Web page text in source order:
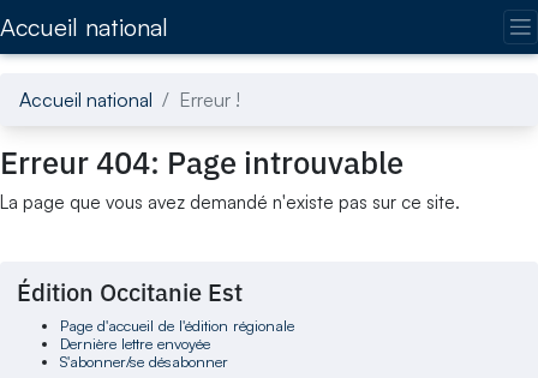
Accueil national
Accueil national Erreur !
Erreur 404: Page introuvable
La page que vous avez demandé n'existe pas sur ce site.
Édition Occitanie Est
Page d'accueil de l'édition régionale
Dernière lettre envoyée
S'abonner/se désabonner